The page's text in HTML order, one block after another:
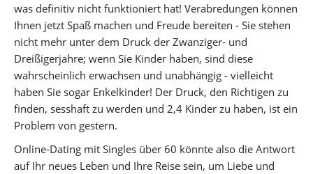
was definitiv nicht funktioniert hat! Verabredungen können
Ihnen jetzt Spaß machen und Freude bereiten - Sie stehen
nicht mehr unter dem Druck der Zwanziger- und
Dreißigerjahre; wenn Sie Kinder haben, sind diese
wahrscheinlich erwachsen und unabhängig - vielleicht
haben Sie sogar Enkelkinder! Der Druck, den Richtigen zu
finden, sesshaft zu werden und 2,4 Kinder zu haben, ist ein
Problem von gestern.
Online-Dating mit Singles über 60 könnte also die Antwort
auf Ihr neues Leben und Ihre Reise sein, um Liebe und